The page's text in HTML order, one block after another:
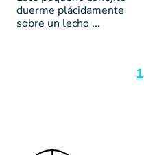
duerme plácidamente
sobre un lecho ...
1